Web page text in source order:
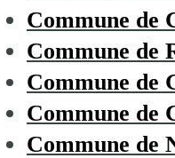
Commune de
Commune
Commune de
Commune de
Commune de